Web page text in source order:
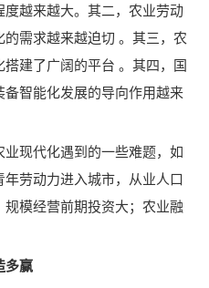
越来越大。其二，农业劳动
需求越来越迫切 。其三，农
建了广阔的平台 。其四，国
智能化发展的导向作用越来
现代化遇到的一些难题，如
劳动力进入城市，从业人口
模经营前期投资大；农业融
多赢